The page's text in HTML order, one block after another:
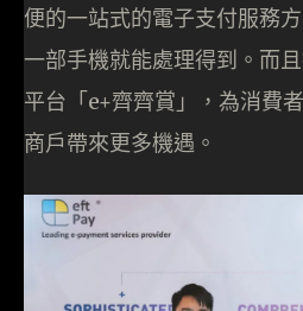
便的一站式的電子支付服務
一部手機就能處理得到。而
平台「e+齊齊賞」，為消費
商戶帶來更多機遇。